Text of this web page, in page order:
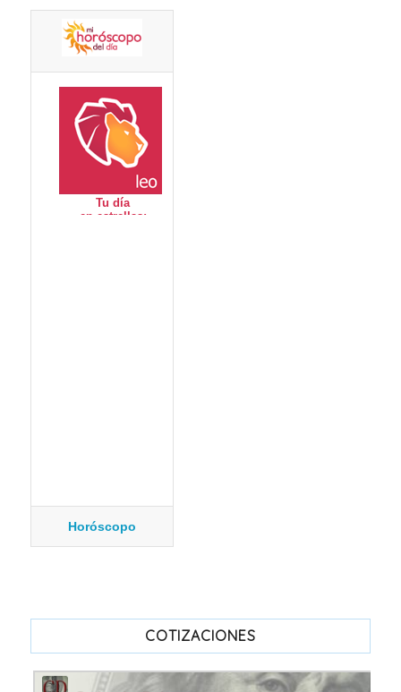
Horóscopo
COTIZACIONES